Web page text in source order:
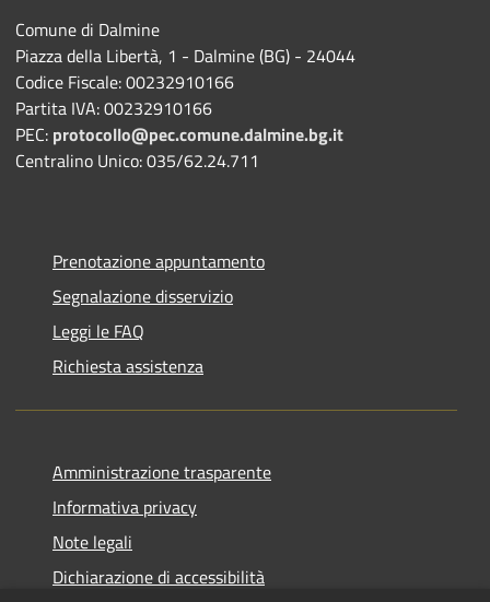
Comune di Dalmine
Piazza della Libertà, 1 - Dalmine (BG) - 24044
Codice Fiscale: 00232910166
Partita IVA: 00232910166
PEC: protocollo@pec.comune.dalmine.bg.it
Centralino Unico: 035/62.24.711
Prenotazione appuntamento
Segnalazione disservizio
Leggi le FAQ
Richiesta assistenza
Amministrazione trasparente
Informativa privacy
Note legali
Dichiarazione di accessibilità